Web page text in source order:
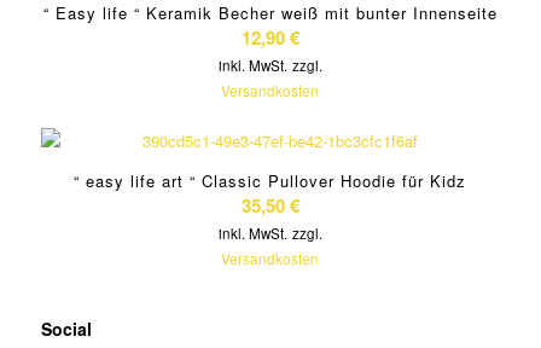
“ Easy life “ Keramik Becher weiß mit bunter Innenseite
12,90€
inkl. MwSt. zzgl.
Versandkosten
“ easy life art “ Classic Pullover Hoodie für Kidz
35,50€
inkl. MwSt. zzgl.
Versandkosten
Social